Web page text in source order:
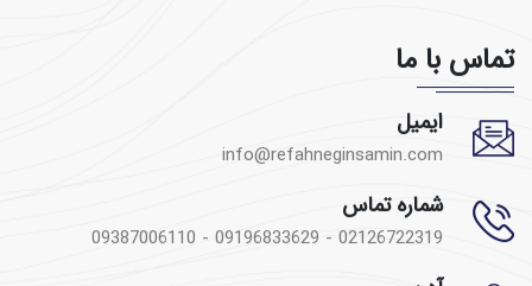
تماس با ما
ایمیل
info@refahneginsamin.com
شماره تماس
02126722319 - 09196833629 - 09387006110